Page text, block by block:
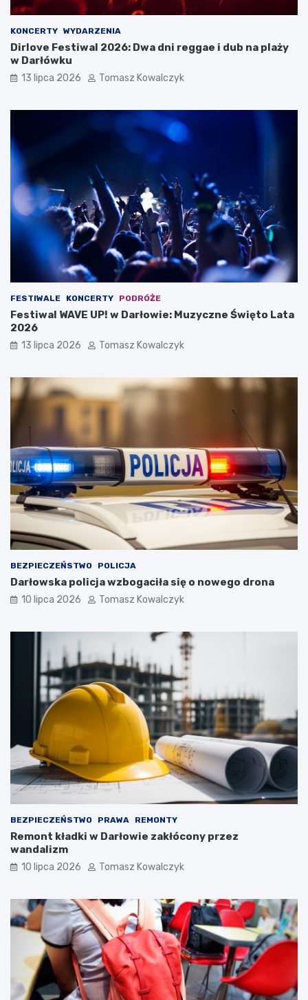
KONCERTY WYDARZENIA
Dirlove Festiwal 2026: Dwa dni reggae i dub na plaży
w Darłówku
13 lipca 2026 Tomasz Kowalczyk
FESTIWALE KONCERTY PODRÓŻE
Festiwal WAVE UP! w Darłowie: Muzyczne Święto Lata
2026
13 lipca 2026 Tomasz Kowalczyk
BEZPIECZEŃSTWO POLICJA
Darłowska policja wzbogaciła się o nowego drona
10 lipca 2026 Tomasz Kowalczyk
BEZPIECZEŃSTWO PRAWA REMONTY
Remont kładki w Darłowie zakłócony przez
wandalizm
10 lipca 2026 Tomasz Kowalczyk